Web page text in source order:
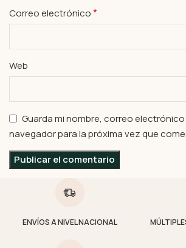
Correo electrónico*
Web
Guarda mi nombre, correo
navegador para la próxima vez que
ENVÍOS A NIVEL NACIONAL